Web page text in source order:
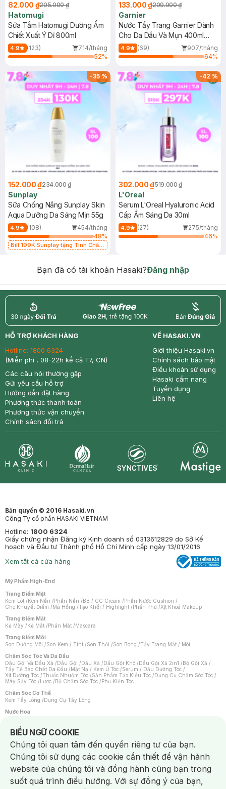
82.000 ₫205.000 ₫
Hatomugi
Sữa Tắm Hatomugi Dưỡng Ẩm
Chiết Xuất Ý Dĩ 800ml
4.9 (123)
714/tháng
52%
133.000 ₫209.000 ₫
Garnier
Nước Tẩy Trang Garnier Dành
Cho Da Dầu Và Mụn 400ml
(Mới)
4.9 (69)
907/tháng
64%
-35%
152.000 ₫234.000 ₫
Sunplay
Sữa Chống Nắng Sunplay Skin
Aqua Dưỡng Da Sáng Mịn 55g
4.9 (108)
454/tháng
48%
Bill 199K Sunplay tặng Tinh Chất
-42%
302.000 ₫519.000 ₫
L'Oreal
Serum L'Oreal Hyaluronic Acid
Cấp Ẩm Sáng Da 30ml
4.9 (27)
275/tháng
46%
Bạn đã có tài khoản Hasaki?Đăng nhập
return nowfree price
HỖ TRỢ KHÁCH HÀNG
Hotline: 1800 6324
(Miễn phí , 08-22h kể cả T7, CN)
Các câu hỏi thường gặp
Gửi yêu cầu hỗ trợ
Hướng dẫn đặt hàng
Phương thức thanh toán
Phương thức vận chuyển
Chính sách đổi trả
VỀ HASAKI.VN
Giới thiệu Hasaki.vn
Chính sách bảo mật
Điều khoản sử dụng
Hasaki cẩm nang
Tuyển dụng
Liên hệ
Bản quyền © 2016 Hasaki.vn
Công Ty cổ phần HASAKI VIETNAM
Hotline: 1800 6324
Giấy chứng nhận Đăng ký Kinh doanh số 0313612829 do Sở Kế
hoạch và Đầu tư Thành phố Hồ Chí Minh cấp ngày 13/01/2016
Xem tất cả cửa hàng
Mỹ Phẩm High-End
Trang Điểm Mặt
Kem Lót /Kem Nền /Phấn Nền /BB / CC Cream /Phấn Nước Cushion /
Che Khuyết Điểm /Má Hồng /Tạo Khối / Highlight /Phấn Phủ /Xịt Khoá Makeup
Trang Điểm Mắt
Kẻ Mày /Kẻ Mắt /Phấn Mắt /Mascara
Trang Điểm Môi
Son Dưỡng Môi /Son Kem / Tint /Son Thỏi /Son Bóng /Tẩy Trang Mắt / Môi
Chăm Sóc Tóc Và Da Đầu
Dầu Gội Và Dầu Xả /Dầu Gội /Dầu Xả /Dầu Gội Khô /Dầu Gội Xả 2in1 /Bộ Gội Xả /
Tẩy Tế Bào Chết Da Đầu /Mặt Nạ / Kem Ủ Tóc /Serum / Dầu Dưỡng Tóc /
Xịt Dưỡng Tóc /Thuốc Nhuộm Tóc /Sản Phẩm Tạo Kiểu Tóc /Dụng Cụ Chăm Sóc Tóc /
Máy Sấy Tóc /Lược /Bộ Chăm Sóc Tóc /Phụ Kiện Tóc
Chăm Sóc Cơ Thể
Kem Tẩy Lông /Dụng Cụ Tẩy Lông
Nước Hoa
Nước Hoa Nữ
Chăm Sóc Cá Nhân
Chống Muỗi /Khẩu Trang /Máy Massage/Mặt Nạ Xông Hơi /Nước Rửa Tay/
Sản Phẩm Chăm Sóc Khác /Bàn Chải Đánh Răng /Bàn Chải Điện/
Hỗ Trợ Trắng Răng/Kem Đánh Răng /Máy Tăm Nước/ Nước Súc Miệng/
Tăm / Chỉ Nha Khoa/ Xịt Thơm Miệng / Dung Dịch Vệ Sinh/Dưỡng Vùng Kín/
Khăn Ướt Vệ Sinh Vùng Kín/Băng Vệ Sinh/Tampon/Bọt Cạo Râu /Dao Cạo Râu/
Máy Cạo Râu
Vấn Đề Về Da
BIỂU NGỮ COOKIE
Notice about cookies usage
Chúng tôi quan tâm đến quyền riêng tư của bạn.
Chúng tôi sử dụng các cookie cần thiết để vận hành
website của chúng tôi và đồng hành cùng bạn trong
suốt quá trình điều hướng. Với sự đồng ý của bạn,